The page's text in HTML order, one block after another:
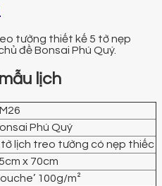
tường thiết kế 5 tờ nẹp
đề Bonsai Phú Quý.
lịch
Phú Quý
tờ lịch treo tường có nẹp thiếc
x 70cm
100g/m²